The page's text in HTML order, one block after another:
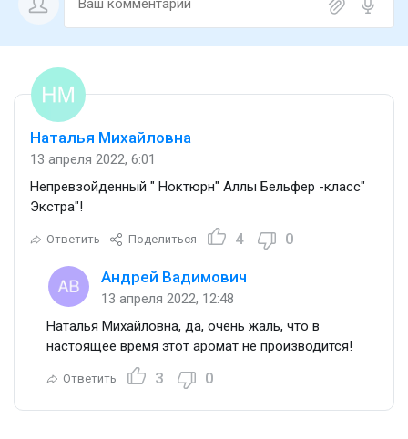
Наталья Михайловна
13 апреля 2022, 6:01
Непревзойденный " Ноктюрн" Аллы Бельфер -класс"
Экстра"!
Ответить Поделиться 4 0
Андрей Вадимович
13 апреля 2022, 12:48
Наталья Михайловна, да, очень жаль, что в
настоящее время этот аромат не производится!
Ответить 3 0